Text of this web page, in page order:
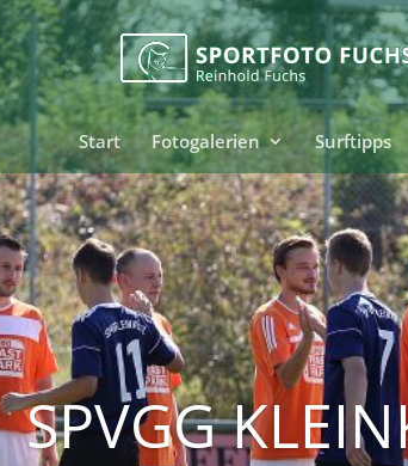
Start Fotogalerien Surftipps
SPVGG